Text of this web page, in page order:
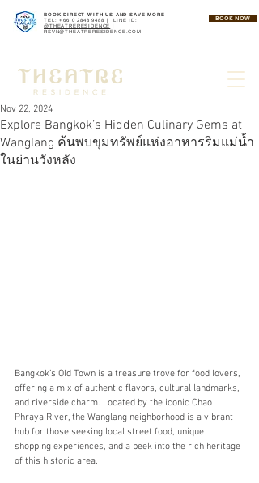
BOOK DIRECT WITH US AND SAVE MORE
TEL:+66 0 2848 9488
| LINE ID:
@THEATRERESIDENCE
|
RSVN@THEATRERESIDENCE.COM
BOOK NOW
Explore Bangkok’s Hidden Culinary Gems at
Wanglang ค้นพบขุมทรัพย์แห่งอาหารริมแม่น้ำ
ในย่านวังหลัง
Nov 22, 2024
Bangkok’s Old Town is a treasure trove for food lovers,
offering a mix of authentic flavors, cultural landmarks,
and riverside charm. Located by the iconic Chao
Phraya River, the Wanglang neighborhood is a vibrant
hub for those seeking local street food, unique
shopping experiences, and a peek into the rich heritage
of this historic area.